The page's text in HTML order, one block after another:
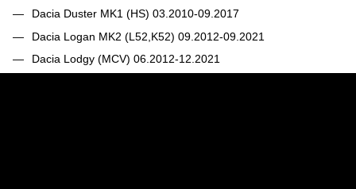
Dacia Duster MK1 (HS) 03.2010-09.2017
Dacia Logan MK2 (L52,K52) 09.2012-09.2021
Dacia Lodgy (MCV) 06.2012-12.2021